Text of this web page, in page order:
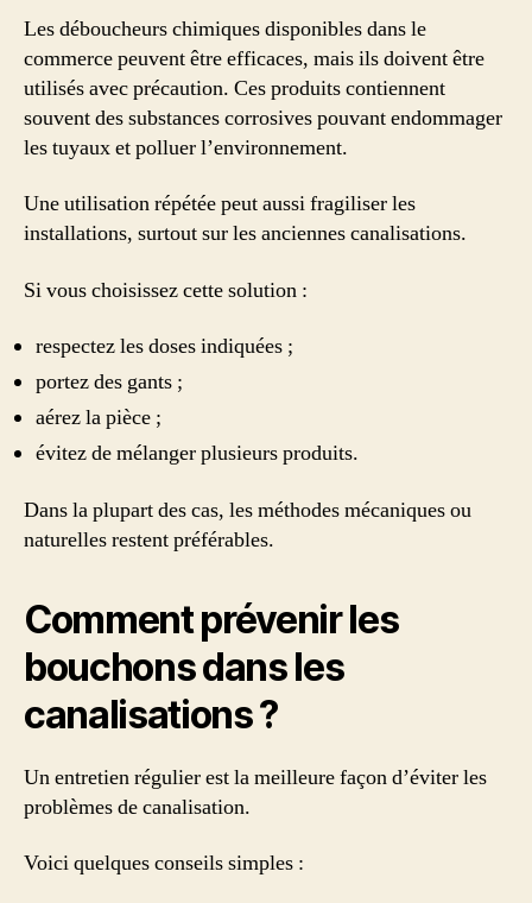
Les déboucheurs chimiques disponibles dans le
commerce peuvent être efficaces, mais ils doivent être
utilisés avec précaution. Ces produits contiennent
souvent des substances corrosives pouvant endommager
les tuyaux et polluer l’environnement.
Une utilisation répétée peut aussi fragiliser les
installations, surtout sur les anciennes canalisations.
Si vous choisissez cette solution :
respectez les doses indiquées ;
portez des gants ;
aérez la pièce ;
évitez de mélanger plusieurs produits.
Dans la plupart des cas, les méthodes mécaniques ou
naturelles restent préférables.
Comment prévenir les
bouchons dans les
canalisations ?
Un entretien régulier est la meilleure façon d’éviter les
problèmes de canalisation.
Voici quelques conseils simples :